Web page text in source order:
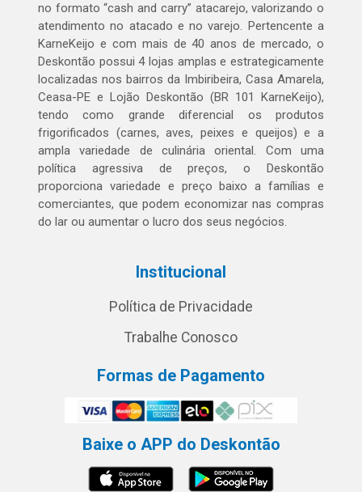
no formato “cash and carry” atacarejo, valorizando o
atendimento no atacado e no varejo. Pertencente a
KarneKeijo e com mais de 40 anos de mercado, o
Deskontão possui 4 lojas amplas e estrategicamente
localizadas nos bairros da Imbiribeira, Casa Amarela,
Ceasa-PE e Lojão Deskontão (BR 101 KarneKeijo),
tendo como grande diferencial os produtos
frigorificados (carnes, aves, peixes e queijos) e a
ampla variedade de culinária oriental. Com uma
política agressiva de preços, o Deskontão
proporciona variedade e preço baixo a famílias e
comerciantes, que podem economizar nas compras
do lar ou aumentar o lucro dos seus negócios.
Institucional
Política de Privacidade
Trabalhe Conosco
Formas de Pagamento
Baixe o APP do Deskontão